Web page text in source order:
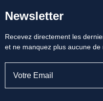
Newsletter
Recevez directement les
et ne manquez plus aucune de